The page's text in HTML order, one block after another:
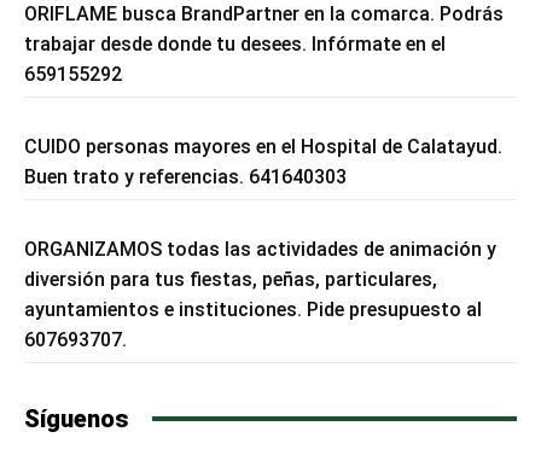
ORIFLAME busca BrandPartner en la comarca. Podrás
trabajar desde donde tu desees. Infórmate en el
659155292
CUIDO personas mayores en el Hospital de Calatayud.
Buen trato y referencias. 641640303
ORGANIZAMOS todas las actividades de animación y
diversión para tus fiestas, peñas, particulares,
ayuntamientos e instituciones. Pide presupuesto al
607693707.
Síguenos